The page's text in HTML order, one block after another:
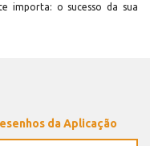
importa: o sucesso da sua
da Aplicação